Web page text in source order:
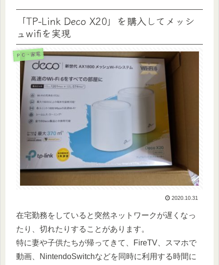
「TP-Link Deco X20」を購入してメッシ
ュwifiを実現
ＰＣ・家電
2020.10.31
在宅勤務をしていると突然ネットワークが遅くなっ
たり、切れたりすることがあります。
特に妻や子供たちが帰ってきて、FireTV、スマホで
動画、NintendoSwitchなどを同時に利用する時間に